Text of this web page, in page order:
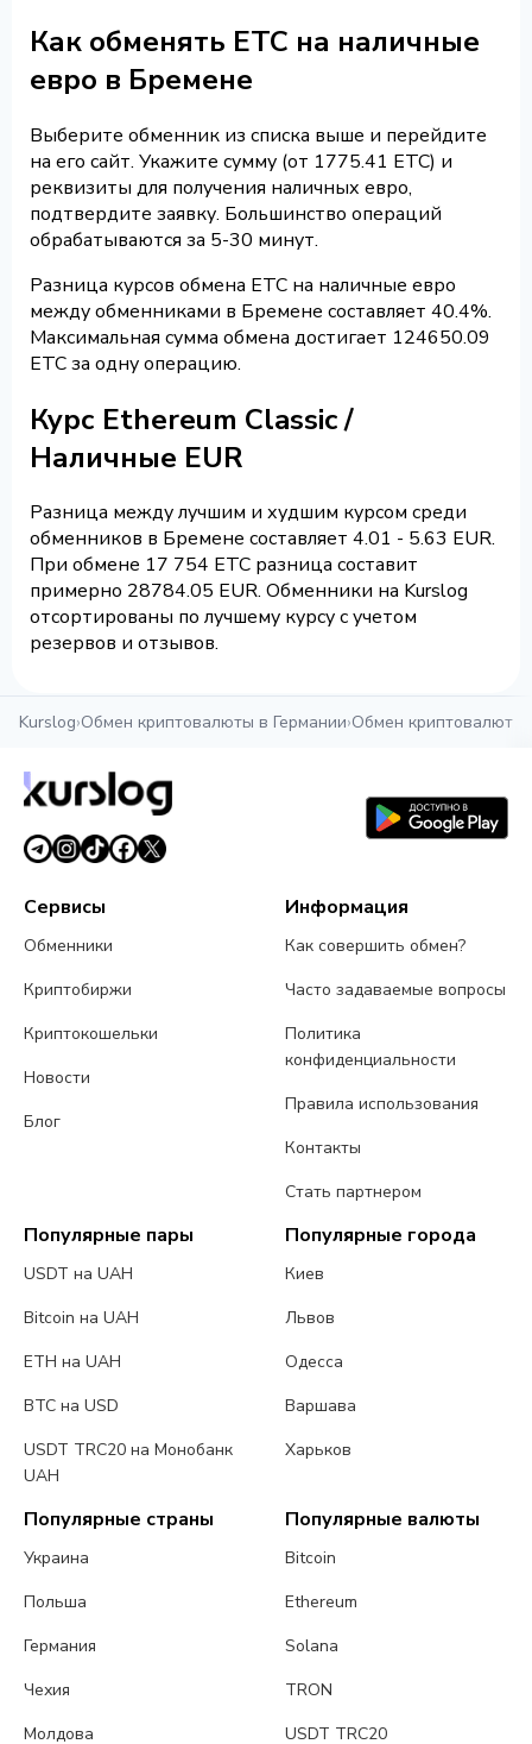
Как обменять ETC на наличные
евро в Бремене
Выберите обменник из списка выше и перейдите
на его сайт. Укажите сумму (от 1775.41 ETC) и
реквизиты для получения наличных евро,
подтвердите заявку. Большинство операций
обрабатываются за 5-30 минут.
Разница курсов обмена ETC на наличные евро
между обменниками в Бремене составляет 40.4%.
Максимальная сумма обмена достигает 124650.09
ETC за одну операцию.
Курс Ethereum Classic /
Наличные EUR
Разница между лучшим и худшим курсом среди
обменников в Бремене составляет 4.01 - 5.63 EUR.
При обмене 17 754 ETC разница составит
примерно 28784.05 EUR. Обменники на Kurslog
отсортированы по лучшему курсу с учетом
резервов и отзывов.
Kurslog›Обмен криптовалюты в Германии›Обмен криптовалюты
Сервисы
Обменники
Криптобиржи
Криптокошельки
Новости
Блог
Информация
Как совершить обмен?
Часто задаваемые вопросы
Политика
конфиденциальности
Правила использования
Контакты
Стать партнером
Популярные пары
USDT на UAH
Bitcoin на UAH
ETH на UAH
BTC на USD
USDT TRC20 на Монобанк
UAH
Популярные города
Киев
Львов
Одесса
Варшава
Харьков
Популярные страны
Украина
Польша
Германия
Чехия
Молдова
Популярные валюты
Bitcoin
Ethereum
Solana
TRON
USDT TRC20